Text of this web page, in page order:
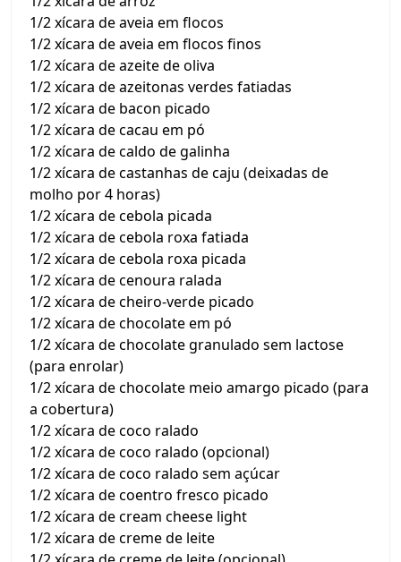
1/2 xícara de aveia em flocos
1/2 xícara de aveia em flocos finos
1/2 xícara de azeite de oliva
1/2 xícara de azeitonas verdes fatiadas
1/2 xícara de bacon picado
1/2 xícara de cacau em pó
1/2 xícara de caldo de galinha
1/2 xícara de castanhas de caju (deixadas de
molho por 4 horas)
1/2 xícara de cebola picada
1/2 xícara de cebola roxa fatiada
1/2 xícara de cebola roxa picada
1/2 xícara de cenoura ralada
1/2 xícara de cheiro-verde picado
1/2 xícara de chocolate em pó
1/2 xícara de chocolate granulado sem lactose
(para enrolar)
1/2 xícara de chocolate meio amargo picado (para
a cobertura)
1/2 xícara de coco ralado
1/2 xícara de coco ralado (opcional)
1/2 xícara de coco ralado sem açúcar
1/2 xícara de coentro fresco picado
1/2 xícara de cream cheese light
1/2 xícara de creme de leite